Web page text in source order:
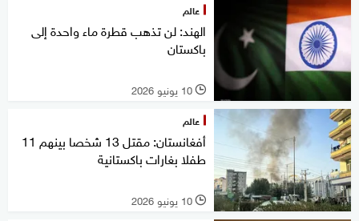
عالم
الهند: لن تذهب قطرة ماء واحدة إلى
باكستان
l 10 يونيو 2026
عالم
أفغانستان: مقتل 13 شخصا بينهم 11
طفلا بغارات باكستانية
l 10 يونيو 2026